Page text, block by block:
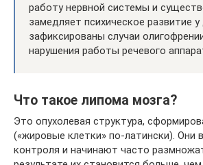
работу нервной системы и
замедляет психическое развитие у
зафиксированы случаи
нарушения работы речевого
Что такое липома мозга?
Это опухолевая структура,
(«жировые клетки» по-латински). Они
контроля и начинают часто